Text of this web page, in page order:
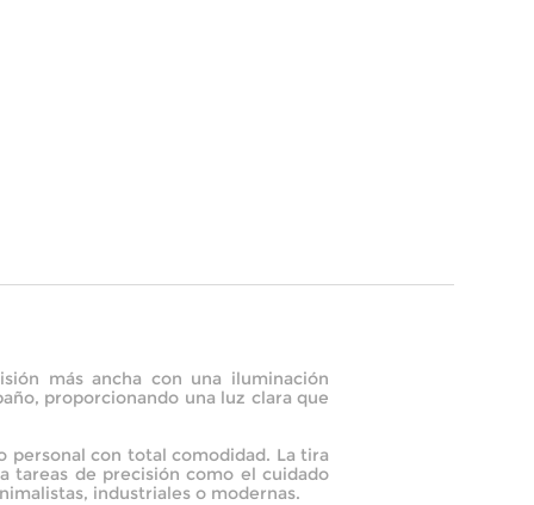
más ancha con una iluminación
proporcionando una luz clara que
personal con total comodidad. La tira
tareas de precisión como el cuidado
industriales o modernas.